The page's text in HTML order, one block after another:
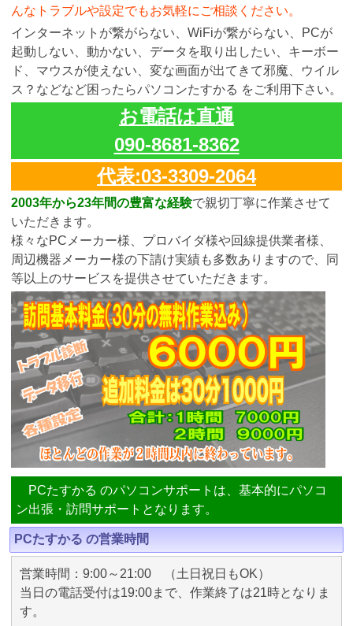
んなトラブルや設定でもお気軽にご相談ください。
インターネットが繋がらない、WiFiが繋がらない、PCが
起動しない、動かない、データを取り出したい、キーボー
ド、マウスが使えない、変な画面が出てきて邪魔、ウイル
ス？などなど困ったらパソコンたすかる をご利用下さい。
お電話は直通
090-8681-8362
代表:03-3309-2064
2003年から23年間の豊富な経験で親切丁寧に作業させて
いただきます。
様々なPCメーカー様、プロバイダ様や回線提供業者様、
周辺機器メーカー様の下請け実績も多数ありますので、同
等以上のサービスを提供させていただきます。
PCたすかる のパソコンサポートは、基本的にパソコ
ン出張・訪問サポートとなります。
PCたすかる の営業時間
営業時間：9:00～21:00 （土日祝日もOK）
当日の電話受付は19:00まで、作業終了は21時となりま
す。